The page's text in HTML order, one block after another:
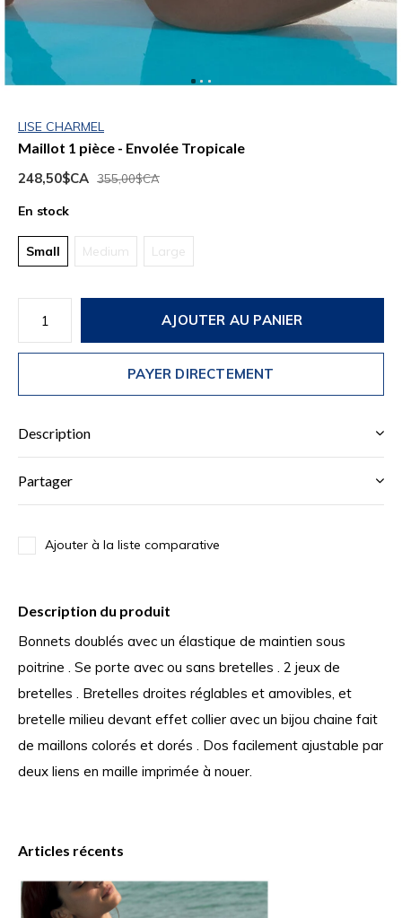
LISE CHARMEL
Maillot 1 pièce - Envolée Tropicale
248,50$CA 355,00$CA
En stock
Small Medium Large
AJOUTER AU PANIER
PAYER DIRECTEMENT
Description
Partager
Ajouter à la liste comparative
Description du produit
Bonnets doublés avec un élastique de maintien sous
poitrine . Se porte avec ou sans bretelles . 2 jeux de
bretelles . Bretelles droites réglables et amovibles, et
bretelle milieu devant effet collier avec un bijou chaine fait
de maillons colorés et dorés . Dos facilement ajustable par
deux liens en maille imprimée à nouer.
Articles récents